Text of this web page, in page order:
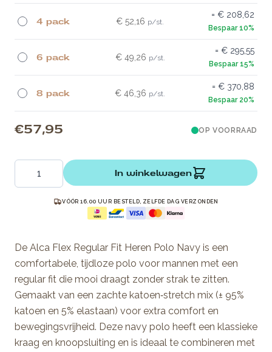
4 pack € 52,16
€ 208,62
6 pack € 49,26
€ 295,55
8 pack € 46,36
€ 370,88
€ 57,95 OP VOORRAAD
Aantal
In winkelwagen
VÓÓR 16.00 UUR BESTELD, ZELFDE DAG VERZONDEN
De Alca Flex Regular Fit Heren Polo Navy is een
comfortabele, tijdloze polo voor mannen met een
regular fit die mooi draagt zonder strak te zitten.
Gemaakt van een zachte katoen‑stretch mix (± 95%
katoen en 5% elastaan) voor extra comfort en
bewegingsvrijheid. Deze navy polo heeft een klassieke
kraag en knoopsluiting en is ideaal te combineren met